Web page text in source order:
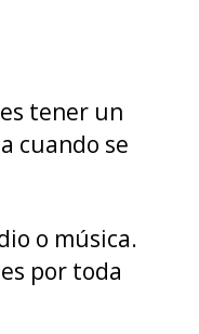
tener un
cuando se
o música.
por toda